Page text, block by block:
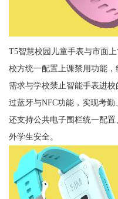
T5智慧校园儿童手表与市面
校方统一配置上课禁用功能
需求与学校禁止智能手表进
过蓝牙与NFC功能，实现考
还支持公共电子围栏统一配
外学生安全。